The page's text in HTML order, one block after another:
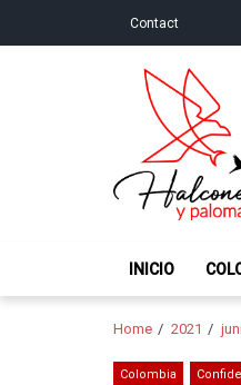
Contact
INICIO
Home 2021
Colombia